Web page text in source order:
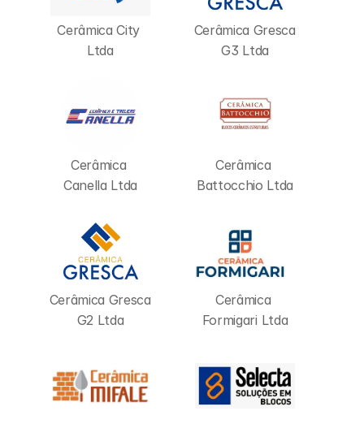
Cerâmica City
Ltda
Cerâmica Gresca
G3 Ltda
Cerâmica
Canella Ltda
Cerâmica
Battocchio Ltda
Cerâmica Gresca
G2 Ltda
Cerâmica
Formigari Ltda